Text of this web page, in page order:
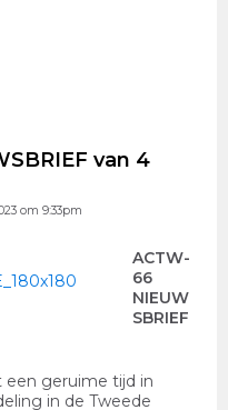
van 4
om 9:33pm
ACTW-
66
NIEUW
SBRIEF
een geruime tijd in
in de Tweede